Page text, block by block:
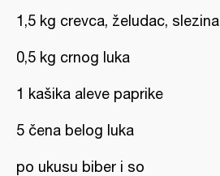
1,5 kg crevca, želudac, slezina
0,5 kg crnog luka
1 kašika aleve paprike
5 čena belog luka
po ukusu biber i so